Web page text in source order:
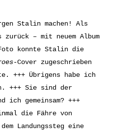
Stalin machen! Als
– mit neuem Album
konnte Stalin die
Cover zugeschrieben
+++ Übrigens habe ich
+++ Sie sind der
ich gemeinsam? +++
die Fähre von
Landungssteg eine